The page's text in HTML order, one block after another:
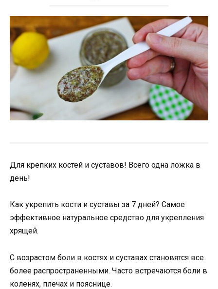
Для крепких костей и суставов! Всего одна ложка в
день!
Как укрепить кости и суставы за 7 дней? Самое
эффективное натуральное средство для укрепления
хрящей.
С возрастом боли в костях и суставах становятся все
более распространенными. Часто встречаются боли в
коленях, плечах и пояснице.